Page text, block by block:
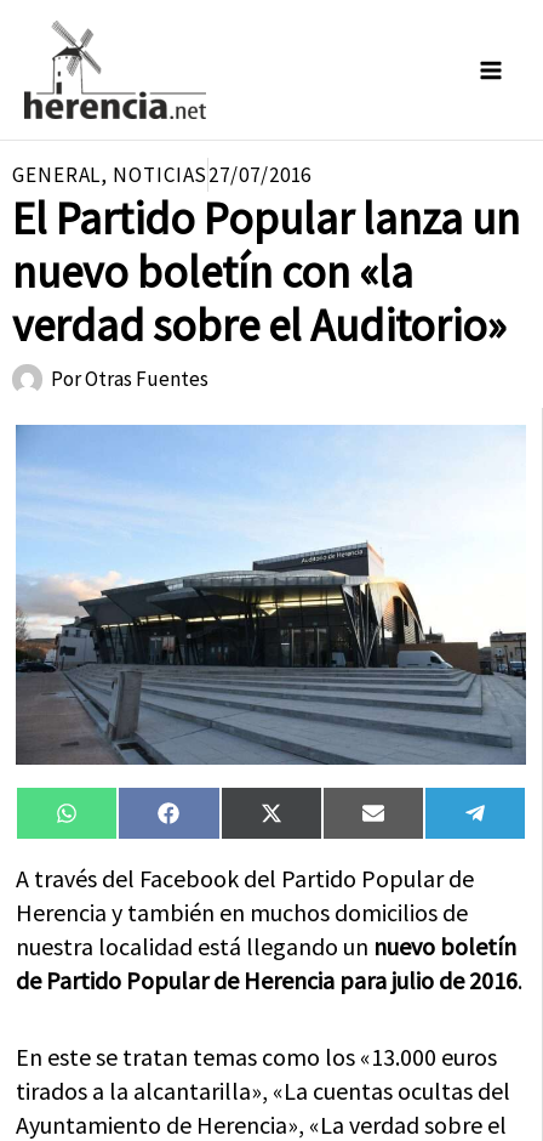
contenido
GENERAL, NOTICIAS27/07/2016
El Partido Popular lanza un
nuevo boletín con «la
verdad sobre el Auditorio»
PorOtras Fuentes
Compartir
en
WhatsAppCompartir
en
FacebookCompartir
en
X
(Twitter)
Compartir
en
Email
en
A través del Facebook del Partido Popular de
Herencia y también en muchos domicilios de
nuestra localidad está llegando un nuevo boletín
de Partido Popular de Herencia para julio de 2016.
En este se tratan temas como los «13.000 euros
tirados a la alcantarilla», «La cuentas ocultas del
Ayuntamiento de Herencia», «La verdad sobre el